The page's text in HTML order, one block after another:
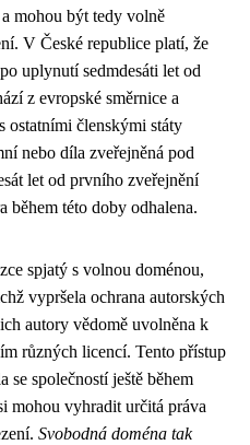
a mohou být tedy volně
V České republice platí, že
uplynutí sedmdesáti let od
z evropské směrnice a
ostatními členskými státy
nebo díla zveřejněná pod
let od prvního zveřejnění
během této doby odhalena.
spjatý s volnou doménou,
vypršela ochrana autorských
autory vědomě uvolněna k
různých licencí. Tento přístup
se společností ještě během
mohou vyhradit určitá práva
Svobodná doména tak